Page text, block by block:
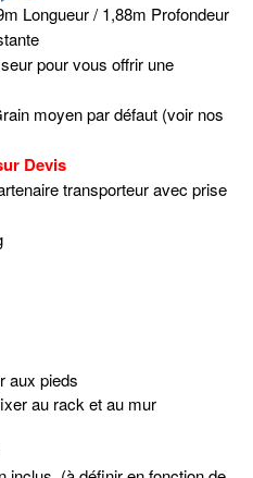
Longueur / 1,88m Profondeur
pour vous offrir une
moyen par défaut (voir nos
Devis
transporteur avec prise
aux pieds
au rack et au mur